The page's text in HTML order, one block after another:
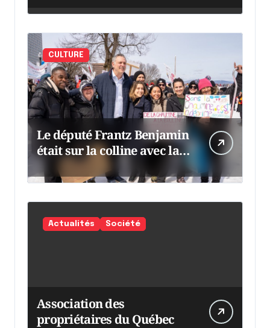
CULTURE
Le député Frantz Benjamin
était sur la colline avec la
chaumine
Actualités Société
Association des
propriétaires du Québec